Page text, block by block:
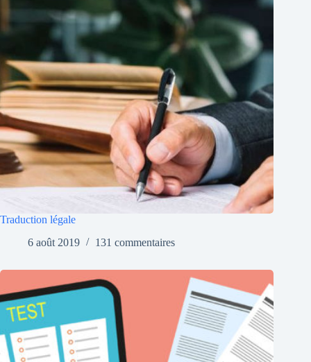
Traduction légale
6 août 2019
131 commentaires